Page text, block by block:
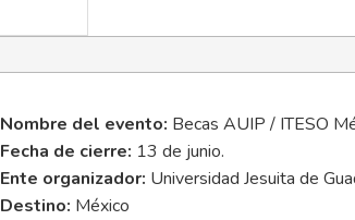
Nombre del evento: Becas AUIP / ITESO
Fecha de cierre: 13 de junio.
Ente organizador: Universidad Jesuita de
Destino: México